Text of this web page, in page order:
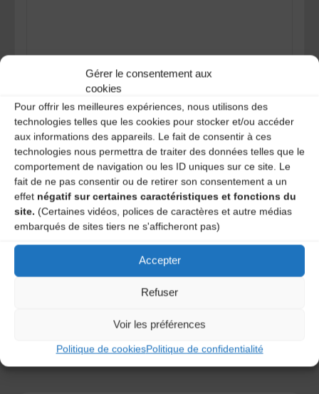
Gérer le consentement aux
cookies
Pour offrir les meilleures expériences, nous utilisons des
technologies telles que les cookies pour stocker et/ou accéder
aux informations des appareils. Le fait de consentir à ces
technologies nous permettra de traiter des données telles que le
comportement de navigation ou les ID uniques sur ce site. Le
fait de ne pas consentir ou de retirer son consentement a un
effet négatif sur certaines caractéristiques et fonctions du
site. (Certaines vidéos, polices de caractères et autre médias
embarqués de sites tiers ne s'afficheront pas)
Accepter
Refuser
Voir les préférences
Politique de cookiesPolitique de confidentialité
Save my name, email, and site URL in my browser for next
time I post a comment.
Ce site utilise Akismet pour réduire les indésirables.
commentaires sont traitées.